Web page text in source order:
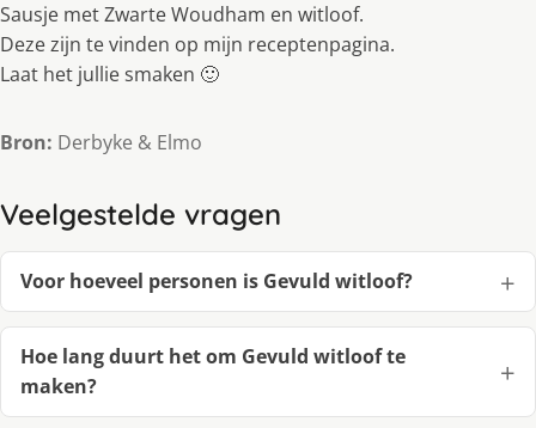
Sausje met Zwarte Woudham en witloof.
Deze zijn te vinden op mijn receptenpagina.
Laat het jullie smaken 🙂
Bron: Derbyke & Elmo
Veelgestelde vragen
Voor hoeveel personen is Gevuld witloof?
Hoe lang duurt het om Gevuld witloof te
maken?